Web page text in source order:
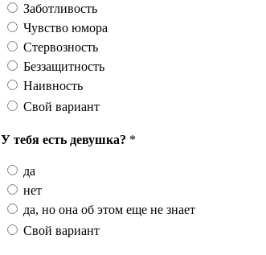
Заботливость
Чувство юмора
Стервозность
Беззащитность
Наивность
Свой вариант
У тебя есть девушка? *
да
нет
да, но она об этом еще не знает
Свой вариант